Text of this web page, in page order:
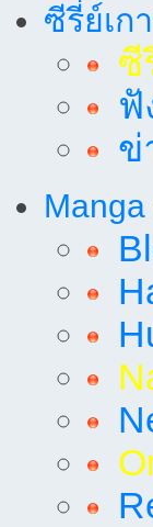
ซีรี่ย์เก
ซี
ฟั
ข่